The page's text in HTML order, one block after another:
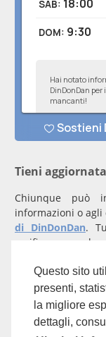
Questo sito
presenti,
la migliore
dettagli,
Tieni
Chiunque può
informazioni o
di DinDonDan.
verifica
con
comunicazioni
Per qualunque